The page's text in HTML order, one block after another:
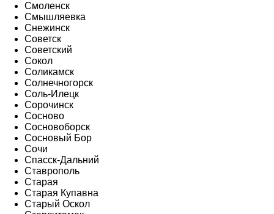
Смоленск
Смышляевка
Снежинск
Советск
Советский
Сокол
Соликамск
Солнечногорск
Соль-Илецк
Сорочинск
Сосново
Сосновоборск
Сосновый Бор
Сочи
Спасск-Дальний
Ставрополь
Старая
Старая Купавна
Старый Оскол